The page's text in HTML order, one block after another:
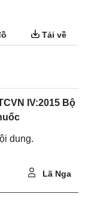
Tải về
IV:2015 Bộ
dung.
Lã Nga